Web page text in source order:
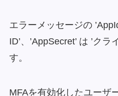
エラーメッセージの
ID’、’AppSecret’ は ’ク
す。
MFAを有効化したユーザ